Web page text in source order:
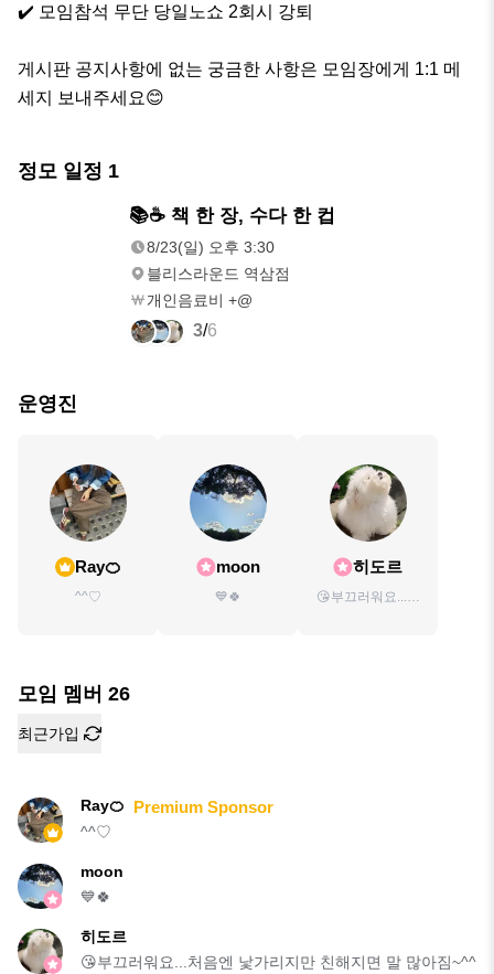
✔️ 모임참석 무단 당일노쇼 2회시 강퇴
게시판 공지사항에 없는 궁금한 사항은 모임장에게 1:1 메
세지 보내주세요😊
정모 일정 1
📚☕ 책 한 장, 수다 한 컵
8/23(일) 오후 3:30
블리스라운드 역삼점
개인음료비 +@
3/6
운영진
Ray🍊
^^♡
moon
💙🍀
히도르
😘부끄러워요...처
모임 멤버 26
최근가입
Ray🍊 Premium Sponsor
^^♡
moon
💙🍀
히도르
😘부끄러워요...처음엔 낯가리지만 친해지면 말 많아짐~^^